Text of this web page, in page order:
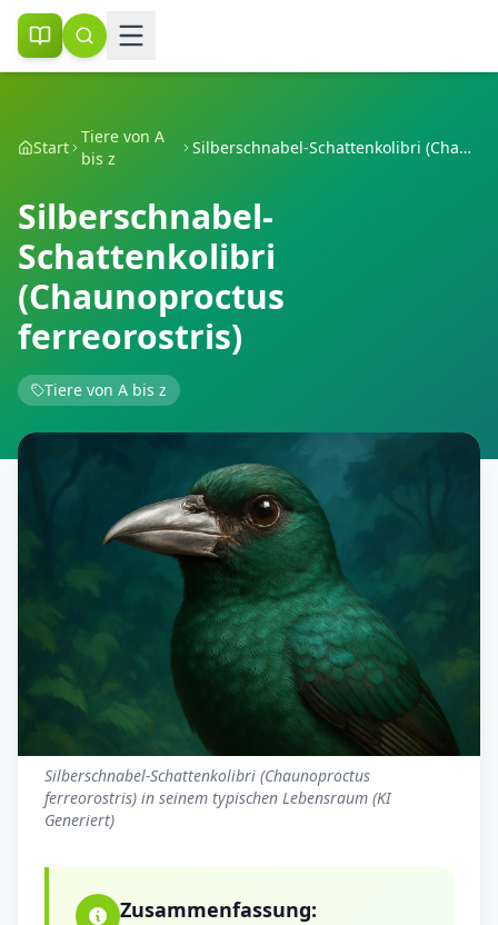
Start
Tiere von A
bis z
Silberschnabel-Schattenkolibri (Chaunoproctus ferreorostris)
Silberschnabel-
Schattenkolibri
(Chaunoproctus
ferreorostris)
Tiere von A bis z
Silberschnabel-Schattenkolibri (Chaunoproctus
ferreorostris) in seinem typischen Lebensraum (KI
Generiert)
Zusammenfassung: